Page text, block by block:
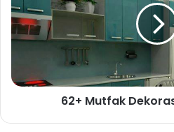
62+ Mutfak